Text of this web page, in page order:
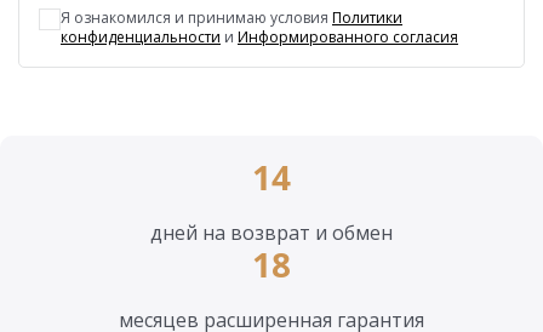
Я ознакомился и принимаю условия Политики
конфиденциальности и Информированного согласия
14
дней на возврат и обмен
18
месяцев расширенная гарантия